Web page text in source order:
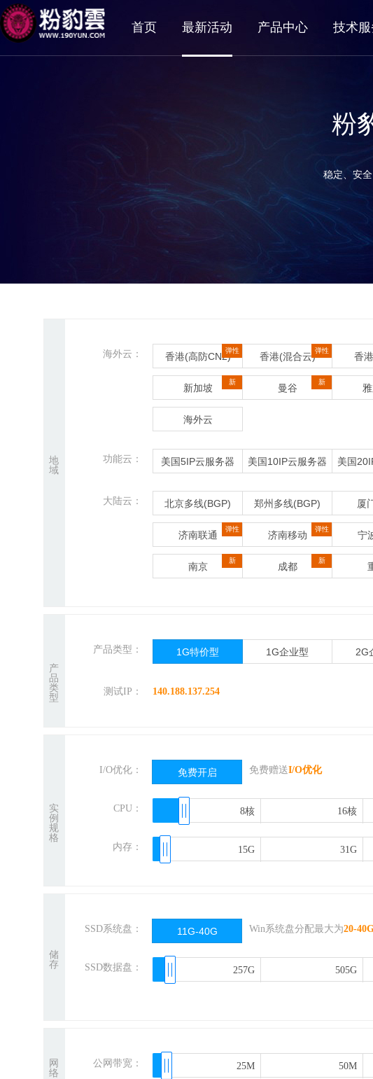
首页 最新活动 产品中心 技术服
粉
稳定、安
地
域
海外云： 香港(高防CN2)
弹性
香港(混合云)
弹性
香
新加坡
新
曼谷
新
海外云
功能云： 美国5IP云服务器 美国10IP云服务器 美国
大陆云： 北京多线(BGP) 郑州多线(BGP) 厦
济南联通
弹性
济南移动
弹性
宁
南京
新
成都
新
产
品
类
型
产品类型： 1G特价型 1G企业型 2G
测试IP： 140.188.137.254
实
例
规
格
I/O优化： 免费开启 免费赠送I/O优化
CPU： 8核 16核
8核 16核
内存： 15G 31G
15G 31G
储
存
SSD系统盘： 11G-40G Win系统盘分配最大为20-
SSD数据盘： 257G 505G
257G 505G
网
络
公网带宽： 25M 50M
25M 50M